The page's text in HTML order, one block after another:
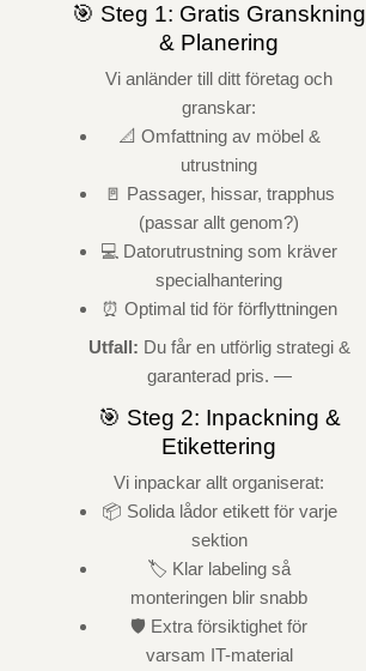
🎯 Steg 1: Gratis Granskning
& Planering
Vi anländer till ditt företag och
granskar:
📐 Omfattning av möbel &
utrustning
🚪 Passager, hissar, trapphus
(passar allt genom?)
💻 Datorutrustning som kräver
specialhantering
⏰ Optimal tid för förflyttningen
Utfall: Du får en utförlig strategi &
garanterad pris. —
🎯 Steg 2: Inpackning &
Etikettering
Vi inpackar allt organiserat:
📦 Solida lådor etikett för varje
sektion
🏷️ Klar labeling så
monteringen blir snabb
🛡️ Extra försiktighet för
varsam IT-material